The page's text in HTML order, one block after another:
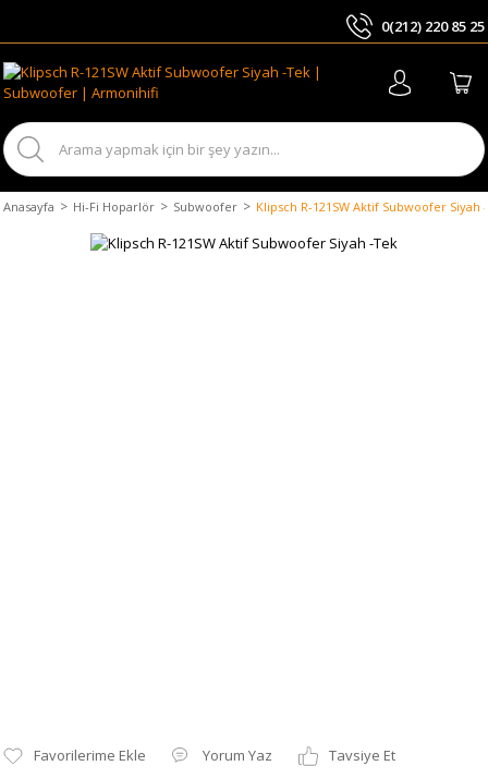
0(212) 220 85 25
Anasayfa Hi-Fi Hoparlör Subwoofer Klipsch R-121SW Aktif Subwoofer Siyah
Yorum Yaz
Tavsiye Et